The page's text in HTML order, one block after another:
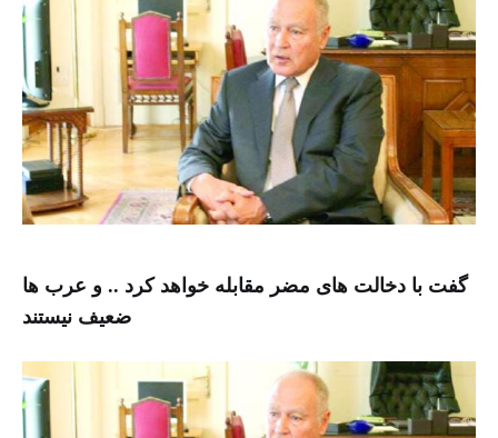
گفت با دخالت های مضر مقابله خواهد کرد .. و عرب ها
ضعیف نیستند